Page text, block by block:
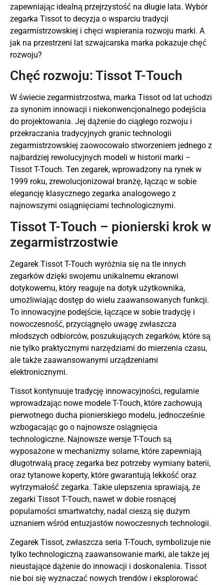
zapewniając idealną przejrzystość na długie lata. Wybór
zegarka Tissot to decyzja o wsparciu tradycji
zegarmistrzowskiej i chęci wspierania rozwoju marki. A
jak na przestrzeni lat szwajcarska marka pokazuje chęć
rozwoju?
Chęć rozwoju: Tissot T-Touch
W świecie zegarmistrzostwa, marka Tissot od lat uchodzi
za synonim innowacji i niekonwencjonalnego podejścia
do projektowania. Jej dążenie do ciągłego rozwoju i
przekraczania tradycyjnych granic technologii
zegarmistrzowskiej zaowocowało stworzeniem jednego z
najbardziej rewolucyjnych modeli w historii marki –
Tissot T-Touch. Ten zegarek, wprowadzony na rynek w
1999 roku, zrewolucjonizował branżę, łącząc w sobie
elegancję klasycznego zegarka analogowego z
najnowszymi osiągnięciami technologicznymi.
Tissot T-Touch – pionierski krok w
zegarmistrzostwie
Zegarek Tissot T-Touch wyróżnia się na tle innych
zegarków dzięki swojemu unikalnemu ekranowi
dotykowemu, który reaguje na dotyk użytkownika,
umożliwiając dostęp do wielu zaawansowanych funkcji.
To innowacyjne podejście, łączące w sobie tradycję i
nowoczesność, przyciągnęło uwagę zwłaszcza
młodszych odbiorców, poszukujących zegarków, które są
nie tylko praktycznymi narzędziami do mierzenia czasu,
ale także zaawansowanymi urządzeniami
elektronicznymi.
Tissot kontynuuje tradycję innowacyjności, regularnie
wprowadzając nowe modele T-Touch, które zachowują
pierwotnego ducha pionierskiego modelu, jednocześnie
wzbogacając go o najnowsze osiągnięcia
technologiczne. Najnowsze wersje T-Touch są
wyposażone w mechanizmy solarne, które zapewniają
długotrwałą pracę zegarka bez potrzeby wymiany baterii,
oraz tytanowe koperty, które gwarantują lekkość oraz
wytrzymałość zegarka. Takie ulepszenia sprawiają, że
zegarki Tissot T-Touch, nawet w dobie rosnącej
popularności smartwatchy, nadal cieszą się dużym
uznaniem wśród entuzjastów nowoczesnych technologii.
Zegarek Tissot, zwłaszcza seria T-Touch, symbolizuje nie
tylko technologiczną zaawansowanie marki, ale także jej
nieustające dążenie do innowacji i doskonalenia. Tissot
nie boi się wyznaczać nowych trendów i eksplorować